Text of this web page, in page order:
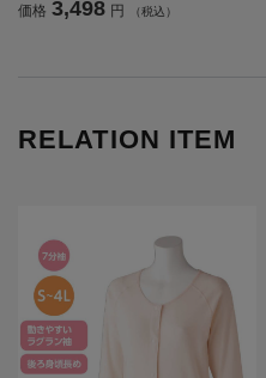
価格 3,498 円 （税込）
RELATION ITEM